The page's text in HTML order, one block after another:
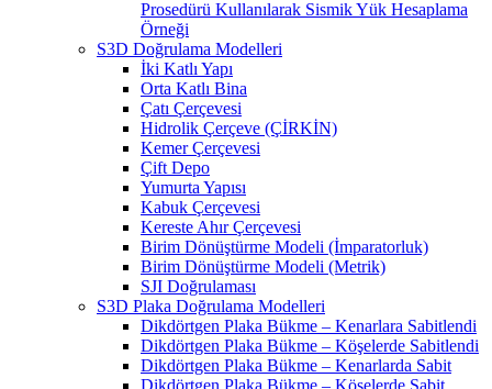
Prosedürü Kullanılarak Sismik Yük Hesaplama
Örneği
S3D Doğrulama Modelleri
İki Katlı Yapı
Orta Katlı Bina
Çatı Çerçevesi
Hidrolik Çerçeve (ÇİRKİN)
Kemer Çerçevesi
Çift Depo
Yumurta Yapısı
Kabuk Çerçevesi
Kereste Ahır Çerçevesi
Birim Dönüştürme Modeli (İmparatorluk)
Birim Dönüştürme Modeli (Metrik)
SJI Doğrulaması
S3D Plaka Doğrulama Modelleri
Dikdörtgen Plaka Bükme – Kenarlara Sabitlendi
Dikdörtgen Plaka Bükme – Köşelerde Sabitlendi
Dikdörtgen Plaka Bükme – Kenarlarda Sabit